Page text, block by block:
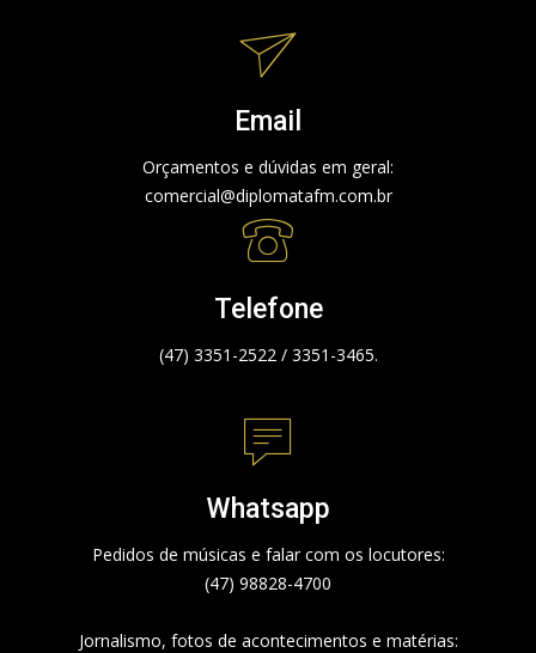
Email
Orçamentos e dúvidas em geral:
comercial@diplomatafm.com.br
Telefone
(47) 3351-2522 / 3351-3465.
Whatsapp
Pedidos de músicas e falar com os locutores:
(47) 98828-4700
Jornalismo, fotos de acontecimentos e matérias: